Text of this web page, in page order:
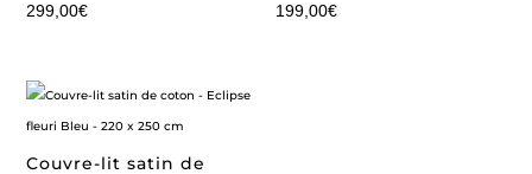
299,00€ 199,00€
Couvre-lit satin de